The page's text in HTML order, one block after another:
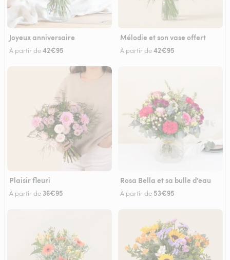
Joyeux anniversaire
À partir de42€95
Mélodie et son vase offert
À partir de42€95
Plaisir fleuri
À partir de 36€95
Rosa Bella et sa bulle d'eau
À partir de 53€95